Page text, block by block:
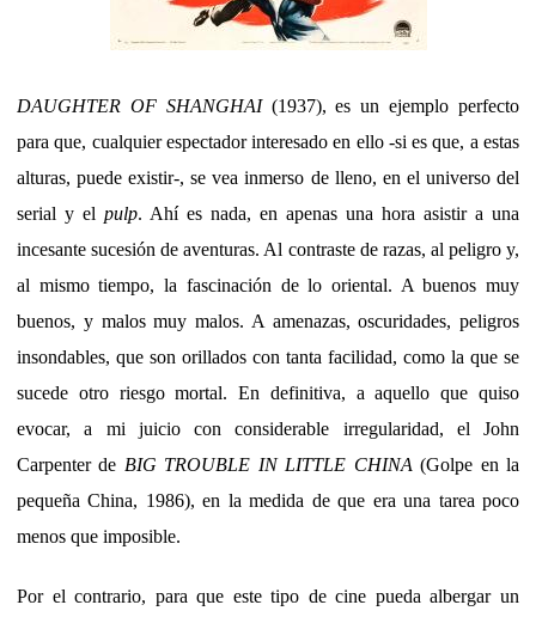
DAUGHTER OF SHANGHAI(1937), es un ejemplo perfecto
para que, cualquier espectador interesado en ello -si es que, a estas
alturas, puede existir-, se vea inmerso de lleno, en el universo del
serial y el pulp. Ahí es nada, en apenas una hora asistir a una
incesante sucesión de aventuras. Al contraste de razas, al peligro y,
al mismo tiempo, la fascinación de lo oriental. A buenos muy
buenos, y malos muy malos. A amenazas, oscuridades, peligros
insondables, que son orillados con tanta facilidad, como la que se
sucede otro riesgo mortal. En definitiva, a aquello que quiso
evocar, a mi juicio con considerable irregularidad, el John
Carpenter de BIG TROUBLE IN LITTLE CHINA (Golpe en la
pequeña China, 1986), en la medida de que era una tarea poco
menos que imposible.
Por el contrario, para que este tipo de cine pueda albergar un